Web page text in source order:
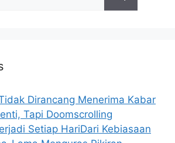
Dirancang Menerima Kabar
Tapi Doomscrolling
Setiap HariDari Kebiasaan